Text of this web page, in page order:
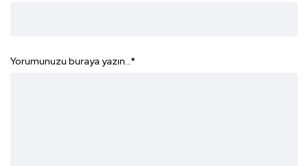
Yorumunuzu buraya yazın...*